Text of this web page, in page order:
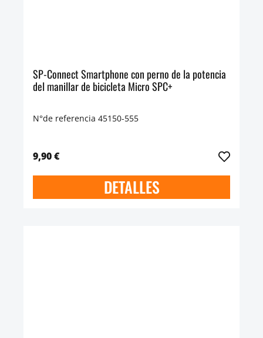
SP-Connect Smartphone con perno de la potencia
del manillar de bicicleta Micro SPC+
N°de referencia 45150-555
9,90 €
DETALLES